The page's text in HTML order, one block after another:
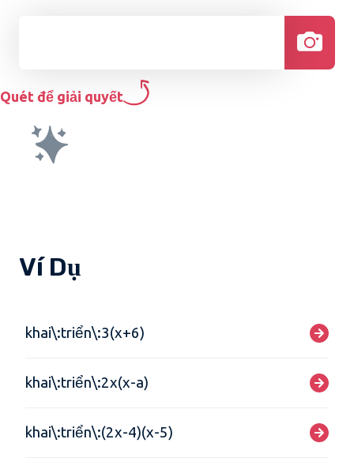
Quét để giải quyết
Ví Dụ
khai\:triển\:3(x+6)
khai\:triển\:2x(x-a)
khai\:triển\:(2x-4)(x-5)